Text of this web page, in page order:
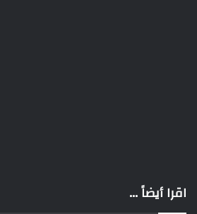
اقرا أيضاً ...